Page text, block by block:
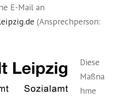
E-Mail an
(Ansprechperson:
Diese
Maßna
hme